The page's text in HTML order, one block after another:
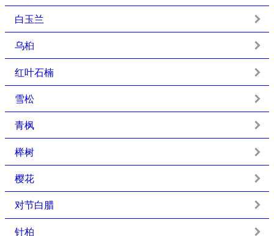
白玉兰
乌桕
红叶石楠
雪松
青枫
榉树
樱花
对节白腊
针柏